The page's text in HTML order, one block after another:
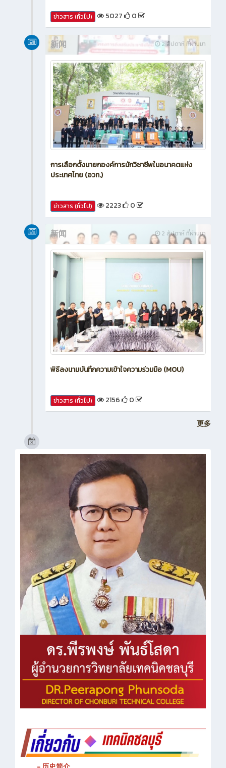
ข่าวสาร (ทั่วไป) 5027 0
2 สัปดาห์ ที่ผ่านมา
新闻
การเลือกตั้งนายกองค์การนักวิชาชีพในอนาคตแห่ง
ประเทศไทย (อวท.)
ข่าวสาร (ทั่วไป) 2223 0
2 สัปดาห์ ที่ผ่านมา
新闻
พิธีลงนามบันทึกความเข้าใจความร่วมมือ (MOU)
ข่าวสาร (ทั่วไป) 2156 0
更多